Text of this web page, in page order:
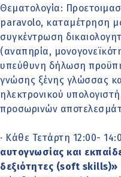
Θεματολογία:
paravolo, καταμέτρηση
συγκέντρωση
(αναπηρία,
υπεύθυνη δήλωση
γνώσης ξένης γλώσσας
ηλεκτρονικού
προσωρινών
· Κάθε Τετάρτη 12:00-
αυτογνωσίας και
δεξιότητες (soft skills)»